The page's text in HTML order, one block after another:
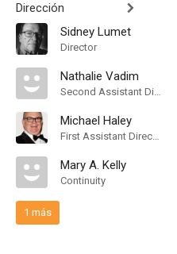
Dirección
Sidney Lumet
Director
Nathalie Vadim
Second Assistant Director
Michael Haley
First Assistant Director
Mary A. Kelly
Continuity
1 más